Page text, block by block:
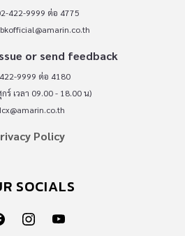
422-9999 ต่อ 4775
or send feedback
9999 ต่อ 4180
ร์ เวลา 09.00 - 18.00 น)
Policy
SOCIALS